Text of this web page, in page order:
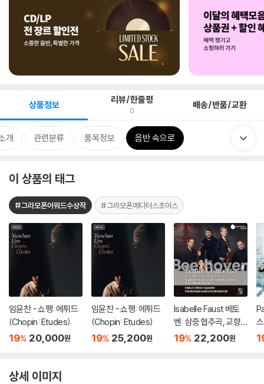
상품정보 리뷰/한줄평
0 배송/반품/교환
개 관련분류 품목정보 음반 속으로
이 상품의 태그
#그라모폰어워드수상작 #그라모폰에디터스초이스
임윤찬 - 쇼팽: 에튀드
(Chopin: Etudes)
19% 20,000원
임윤찬 - 쇼팽: 에튀드
(Chopin: Etudes)
19% 25,200원
Isabelle Faust 베토
벤: 삼중 협주곡, 교향
곡 2번 (Beethoven:
19% 22,200원
1
상세 이미지